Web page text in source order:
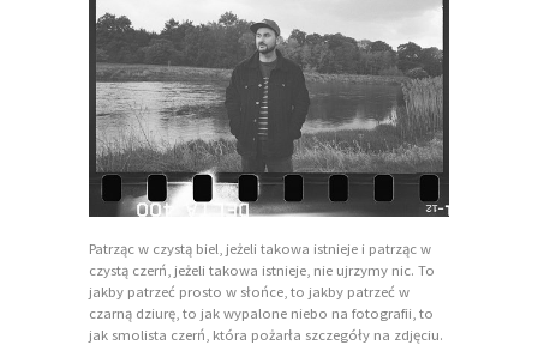
Patrząc w czystą biel, jeżeli takowa istnieje i patrząc w
czystą czerń, jeżeli takowa istnieje, nie ujrzymy nic. To
jakby patrzeć prosto w słońce, to jakby patrzeć w
czarną dziurę, to jak wypalone niebo na fotografii, to
jak smolista czerń, która pożarła szczegóły na zdjęciu.